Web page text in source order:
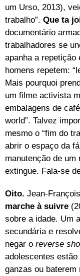
um Urso, 2013),
trabalho”. Que ta
documentário
trabalhadores se
apanha a
homens repetem:
Mais pourquoi
um filme activista
embalagens de
world”. Talvez
mesmo o “fim do
abrir o espaço da
manutenção de
extingue. Fala-se
Oito. Jean-
marche à suivre
sobre a idade. Um
secundária e
negar o reverse
adolescentes
ganzas ou baterem